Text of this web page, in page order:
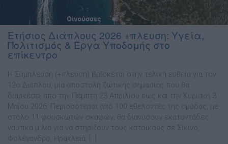
Ετήσιος Διάπλους 2026 +πλευση: Υγεία,
Πολιτισμός & Έργα Υποδομής στο
επίκεντρο
Η Σύμπλευση (+πλευση) βρίσκεται στην τελική ευθεία για τον
12ο Διάπλου, μια αποστολή ζωτικής σημασίας που θα
διαρκέσει από την Πέμπτη 23 Απριλίου έως και την Κυριακή 3
Μαΐου 2026. Περισσότεροι από 100 εθελοντές της ομάδας, με
στόλο 11 φουσκωτών σκαφών, θα διανύσουν εκατοντάδες
ναυτικά μίλια για να στηρίξουν τους κατοίκους σε Σίκινο,
Φολέγανδρο, Ηρακλειά, […]